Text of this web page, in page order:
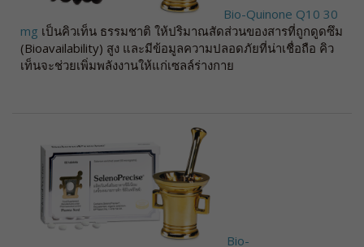
Bio-Quinone Q10 30
mg เป็นคิวเท็น ธรรมชาติ ให้ปริมาณสัดส่วนของสารที่ถูกดูดซึม
(Bioavailability) สูง และมีข้อมูลความปลอดภัยที่น่าเชื่อถือ คิว
เท็นจะช่วยเพิ่มพลังงานให้แก่เซลล์ร่างกาย
Bio-